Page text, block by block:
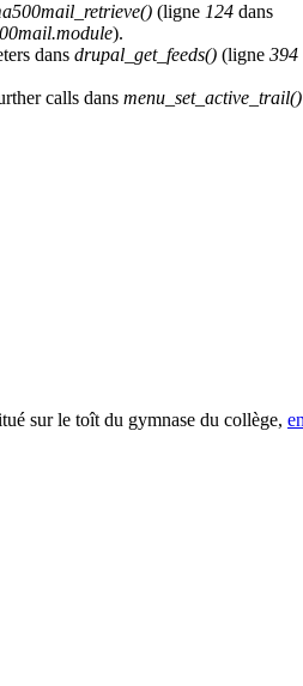
(ligne 124 dans
).
dans drupal_get_feeds() (ligne 394
calls dans menu_set_active_trail()
sur le toît du gymnase du collège,